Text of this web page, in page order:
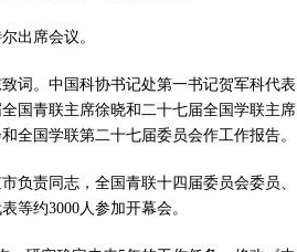
出席会议。
。中国科协书记处第一书记贺军科代表
国青联主席徐晓和二十七届全国学联主席
全国学联第二十七届委员会作工作报告。
责同志，全国青联十四届委员会委员、
等约3000人参加开幕会。